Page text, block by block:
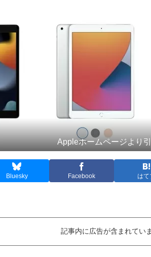
Appleホームページより
Bluesky Facebook はて
記事内に広告が含まれていま